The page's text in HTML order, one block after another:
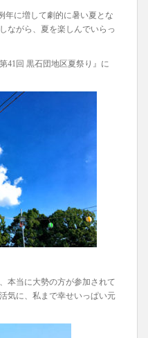
年に増して劇的に暑い夏とな
ながら、夏を楽しんでいらっ
41回 黒石団地区夏祭り』に
本当に大勢の方が参加されて
気に、私まで幸せいっぱい元